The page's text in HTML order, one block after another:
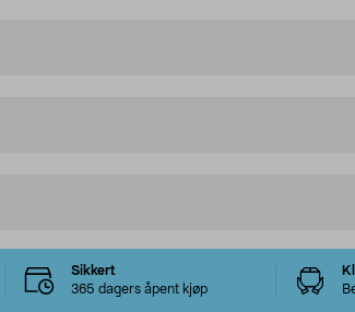
Sikkert
365 dagers åpent kjøp